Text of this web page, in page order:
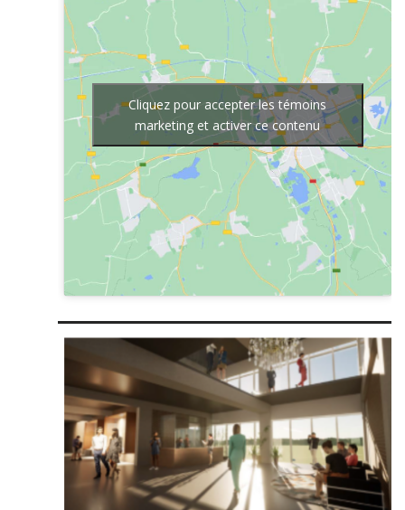
Cliquez pour accepter les témoins
marketing et activer ce contenu